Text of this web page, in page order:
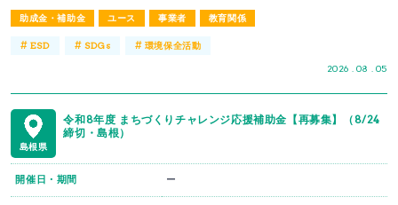
助成金・補助金 ユース 事業者 教育関係
2026 . 08 . 05
#ESD # SDGs # 環境保全活動
島根県
令和8年度 まちづくりチャレンジ応援補助金【再募集】（8/24
締切・島根）
開催日・期間 ー